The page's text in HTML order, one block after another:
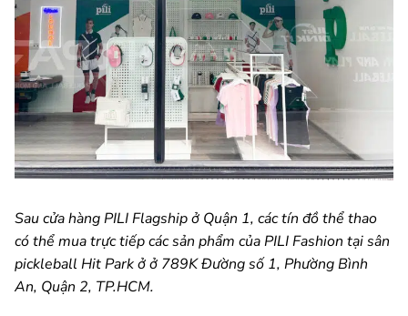
Sau cửa hàng PILI Flagship ở Quận 1, các tín đồ thể thao
có thể mua trực tiếp các sản phẩm của PILI Fashion tại sân
pickleball Hit Park ởở 789K Đường số 1, Phường Bình
An, Quận 2, TP.HCM.